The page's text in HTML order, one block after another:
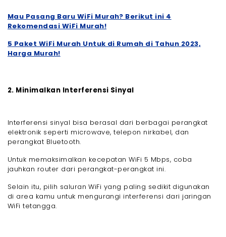
Mau Pasang Baru WiFi Murah? Berikut ini 4
Rekomendasi WiFi Murah!
5 Paket WiFi Murah Untuk di Rumah di Tahun 2023,
Harga Murah!
2. Minimalkan Interferensi Sinyal
Interferensi sinyal bisa berasal dari berbagai perangkat
elektronik seperti microwave, telepon nirkabel, dan
perangkat Bluetooth.
Untuk memaksimalkan kecepatan WiFi 5 Mbps, coba
jauhkan router dari perangkat-perangkat ini.
Selain itu, pilih saluran WiFi yang paling sedikit digunakan
di area kamu untuk mengurangi interferensi dari jaringan
WiFi tetangga.